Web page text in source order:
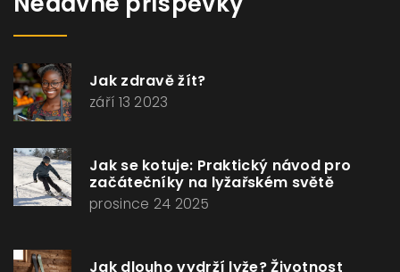
Jak zdravě žít?
září 13 2023
Jak se kotuje: Praktický návod pro
začátečníky na lyžařském světě
prosince 24 2025
Jak dlouho vydrží lyže? Životnost